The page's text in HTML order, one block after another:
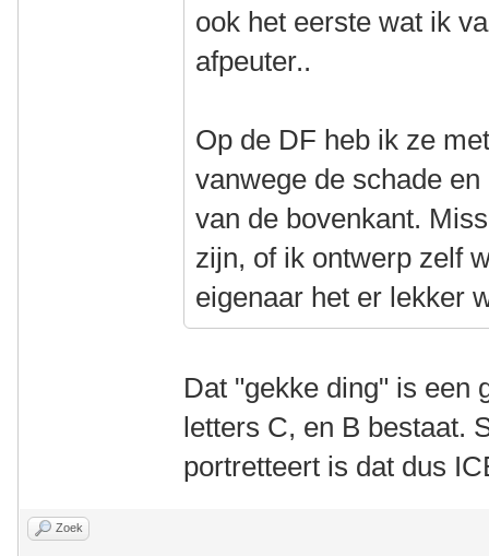
ook het eerste wat ik
afpeuter..
Op de DF heb ik ze
vanwege de schade
van de bovenkant.
zijn, of ik ontwerp zelf
eigenaar het er lekker
Dat "gekke ding" is een
letters C, en B bestaat.
portretteert is dat dus
Zoek